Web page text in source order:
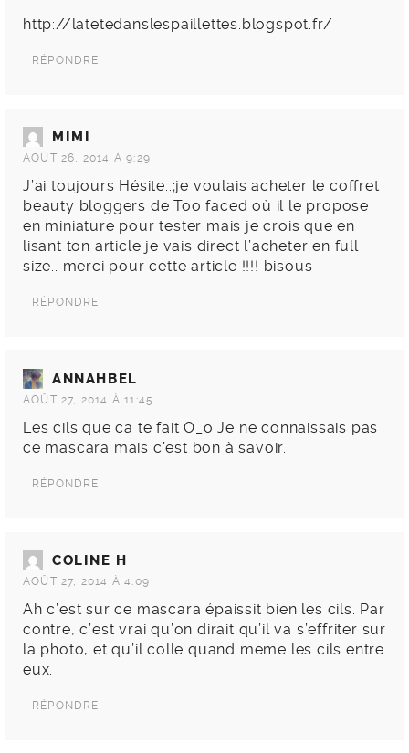
http://latetedanslespaillettes.blogspot.fr/
RÉPONDRE
MIMI
AOÛT 26, 2014 À 9:29
J’ai toujours Hésite..;je voulais acheter le coffret
beauty bloggers de Too faced où il le propose
en miniature pour tester mais je crois que en
lisant ton article je vais direct l’acheter en full
size.. merci pour cette article !!!! bisous
RÉPONDRE
ANNAHBEL
AOÛT 27, 2014 À 11:45
Les cils que ca te fait O_o Je ne connaissais pas
ce mascara mais c’est bon à savoir.
RÉPONDRE
COLINE H
AOÛT 27, 2014 À 4:09
Ah c’est sur ce mascara épaissit bien les cils. Par
contre, c’est vrai qu’on dirait qu’il va s’effriter sur
la photo, et qu’il colle quand meme les cils entre
eux.
RÉPONDRE